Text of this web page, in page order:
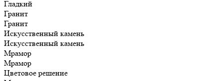
Гладкий
Гранит
Гранит
Искусственный камень
Искусственный камень
Мрамор
Мрамор
Цветовое решение